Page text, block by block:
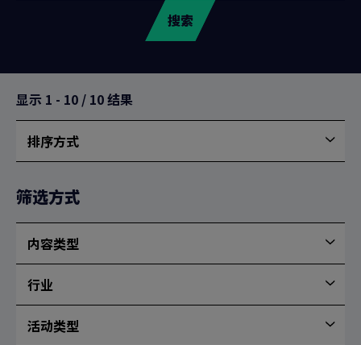
搜索
显示 1 - 10 / 10结果
排序方式
按
新
排
序
筛选方式
内容类型
内
类
型
行业
行
活动类型
活